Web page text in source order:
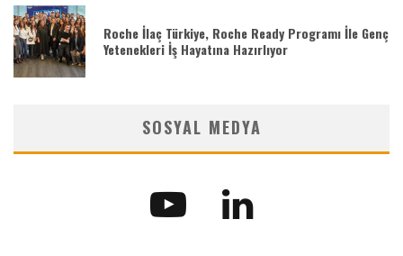
Roche İlaç Türkiye, Roche Ready Programı İle Genç
Yetenekleri İş Hayatına Hazırlıyor
SOSYAL MEDYA